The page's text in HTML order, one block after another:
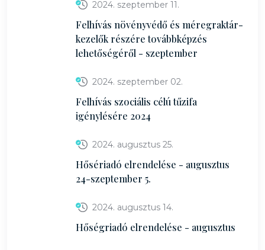
2024. szeptember 11.
Felhívás növényvédő és méregraktár-
kezelők részére továbbképzés
lehetőségéről - szeptember
2024. szeptember 02.
Felhívás szociális célú tűzifa
igénylésére 2024
2024. augusztus 25.
Hősériadó elrendelése - augusztus
24-szeptember 5.
2024. augusztus 14.
Hőségriadó elrendelése - augusztus